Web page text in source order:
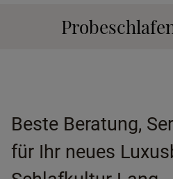
Beste Beratung,
für Ihr neues